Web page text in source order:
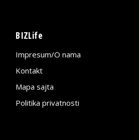
BIZLife
Impresum/O nama
Kontakt
Mapa sajta
Politika privatnosti